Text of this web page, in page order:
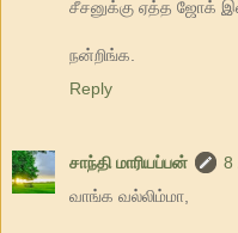
சீசனுக்கு ஏத்த ஜோக்
நன்றிங்க.
Reply
சாந்தி மாரியப்பன்
8
வாங்க வல்லிம்மா,